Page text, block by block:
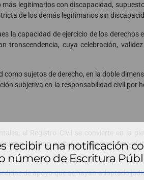
legitimarios con discapacidad,
de los demás legitimarios sin
la capacidad de ejercicio de los derechos
transcendencia, cuya celebración,
sujetos de derecho, en la doble
subjetiva en la responsabilidad civil por
el Registro Civil se convierte en la
sistema atribuye a las medidas
de apoyo que se hayan adoptado
recibir una notificación
número de Escritura